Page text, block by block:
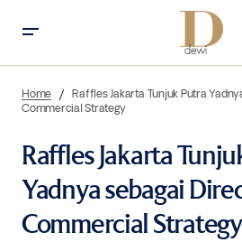
Strategy
Home
Raffles Jakarta Tunjuk Putra
Commercial Strategy
Raffles Jakarta
Yadnya sebagai
Commercial Strategy